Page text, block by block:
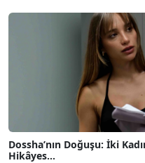
Dossha’nın Doğuşu: İki
Hikâyes...